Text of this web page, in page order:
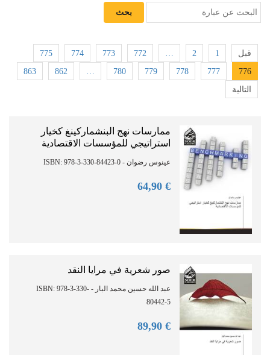
قبل 1
2
…
772
773
774
775
776
777
778
779
780
…
862
863
التالية
ممارسات نهج البنشماركينغ كخيار
استراتيجي للمؤسسات الاقتصادية
عينوس رضوان - ISBN: 978-3-330-84423-0
€ 64,
90
صور شعرية في مرايا النقد
عبد الله حسين محمد البار - ISBN: 978-3-330-
80442-5
€ 89,
90